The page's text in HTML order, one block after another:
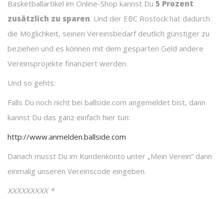
Basketballartikel im Online-Shop kannst Du 5 Prozent
zusätzlich zu sparen. Und der EBC Rostock hat dadurch
die Möglichkeit, seinen Vereinsbedarf deutlich günstiger zu
beziehen und es können mit dem gesparten Geld andere
Vereinsprojekte finanziert werden.
Und so gehts:
Falls Du noch nicht bei ballside.com angemeldet bist, dann
kannst Du das ganz einfach hier tun:
http://www.anmelden.ballside.com
Danach musst Du im Kundenkonto unter „Mein Verein“ dann
einmalig unseren Vereinscode eingeben.
XXXXXXXXX *